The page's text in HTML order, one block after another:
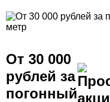
От 30 000
рублей за
погонный